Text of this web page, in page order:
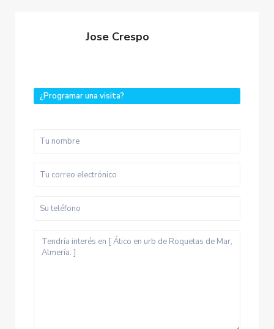
Jose Crespo
¿Programar una visita?